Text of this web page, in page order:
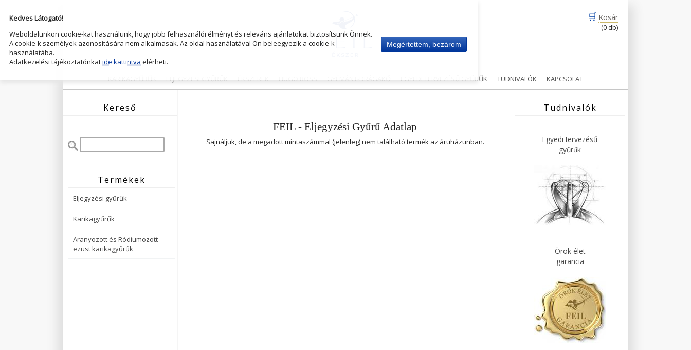
🛒 Kosár
(0 db)
KARIKAGYŰRŰK ELJEGYZESI GYŰRŰK ÉKSZEREK HUGO BOSS GYÉMÁNT-DRÁGAKŐ EGYEDI TERVEZÉSŰ GYŰRŰK TUDNIVALÓK KAPCSOLAT
Kereső
Termékek
Eljegyzési gyűrűk
Karikagyűrűk
Aranyozott és Ródiumozott
ezüst karikagyűrűk
FEIL - Eljegyzési Gyűrű Adatlap
Sajnáljuk, de a megadott mintaszámmal (jelenleg) nem található termék az áruházunban.
Tudnivalók
Egyedi tervezésű
gyűrűk
Örök élet
garancia
Kedves Látogató!
Weboldalunkon cookie-kat használunk, hogy jobb felhasználói élményt és releváns ajánlatokat biztosítsunk Önnek.
A cookie-k személyek azonosítására nem alkalmasak. Az oldal használatával Ön beleegyezik a cookie-k
használatába.
Adatkezelési tájékoztatónkatide kattintva elérheti.
Megértettem, bezárom